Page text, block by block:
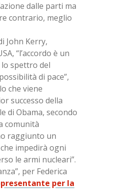
dalle parti ma
contrario, meglio
John Kerry,
“l’accordo è un
spettro del
di pace”,
che viene
successo della
di Obama, secondo
comunità
raggiunto un
impedirà ogni
le armi nucleari”.
per Federica
per la